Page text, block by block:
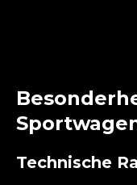
Technische